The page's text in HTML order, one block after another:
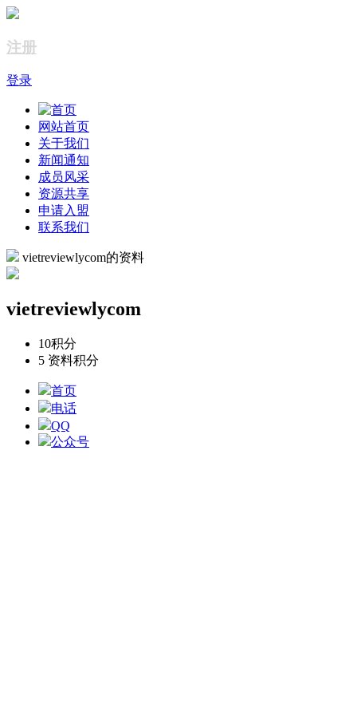
注册
登录
网站首页
关于我们
新闻通知
成员风采
资源共享
申请入盟
联系我们
vietreviewlycom的资料
vietreviewlycom
10积分
5 资料积分
首页
电话
QQ
公众号